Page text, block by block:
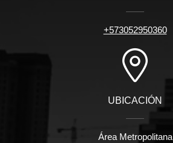
+573052950360
UBICACIÓN
Área Metropolitana